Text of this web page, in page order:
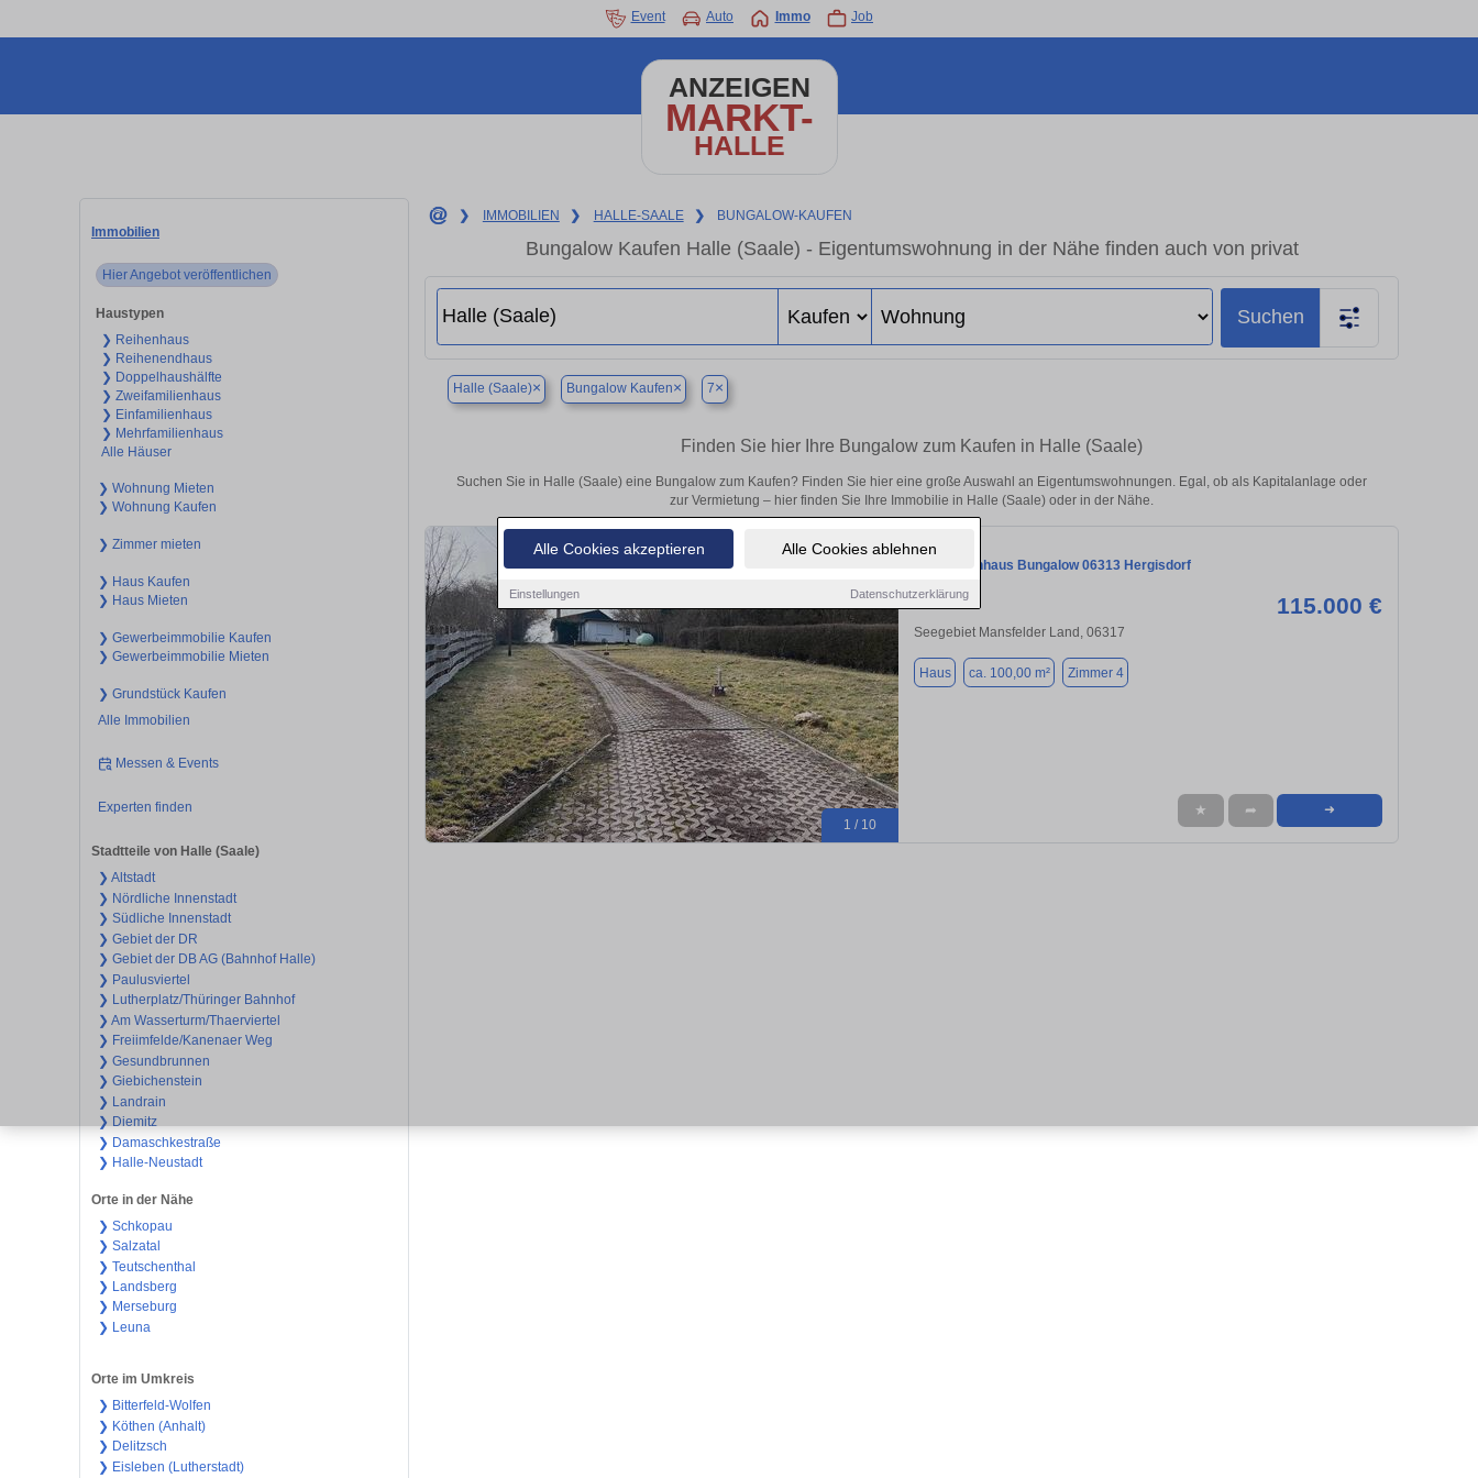
Alle Cookies akzeptieren Alle Cookies ablehnen
Einstellungen Datenschutzerklärung
Event Auto Immo Job
ANZEIGEN
MARKT-
HALLE
Immobilien
Hier Angebot veröffentlichen
Haustypen
❯ Reihenhaus
❯ Reihenendhaus
❯ Doppelhaushälfte
❯ Zweifamilienhaus
❯ Einfamilienhaus
❯ Mehrfamilienhaus
Alle Häuser
❯ Wohnung Mieten
❯ Wohnung Kaufen
❯ Zimmer mieten
❯ Haus Kaufen
❯ Haus Mieten
❯ Gewerbeimmobilie Kaufen
❯ Gewerbeimmobilie Mieten
❯ Grundstück Kaufen
Alle Immobilien
Messen & Events
Experten finden
Stadtteile von Halle (Saale)
❯ Altstadt
❯ Nördliche Innenstadt
❯ Südliche Innenstadt
❯ Gebiet der DR
❯ Gebiet der DB AG (Bahnhof Halle)
❯ Paulusviertel
❯ Lutherplatz/Thüringer Bahnhof
❯ Am Wasserturm/Thaerviertel
❯ Freiimfelde/Kanenaer Weg
❯ Gesundbrunnen
❯ Giebichenstein
❯ Landrain
❯ Diemitz
❯ Damaschkestraße
❯ Halle-Neustadt
Orte in der Nähe
❯ Schkopau
❯ Salzatal
❯ Teutschenthal
❯ Landsberg
❯ Merseburg
❯ Leuna
Orte im Umkreis
❯ Bitterfeld-Wolfen
❯ Köthen (Anhalt)
❯ Delitzsch
❯ Eisleben (Lutherstadt)
❯ IMMOBILIEN ❯ HALLE-SAALE ❯ BUNGALOW-KAUFEN
Bungalow Kaufen Halle (Saale) - Eigentumswohnung in der Nähe finden auch von privat
Suchen
Halle (Saale)× Bungalow Kaufen× 7×
Finden Sie hier Ihre Bungalow zum Kaufen in Halle (Saale)
Suchen Sie in Halle (Saale) eine Bungalow zum Kaufen? Finden Sie hier eine große Auswahl an Eigentumswohnungen. Egal, ob als Kapitalanlage oder
zur Vermietung – hier finden Sie Ihre Immobilie in Halle (Saale) oder in der Nähe.
1 / 10
Einfamilienhaus Bungalow 06313 Hergisdorf
115.000 €
Seegebiet Mansfelder Land, 06317
Haus ca. 100,00 m² Zimmer 4
★ ➦ ➜